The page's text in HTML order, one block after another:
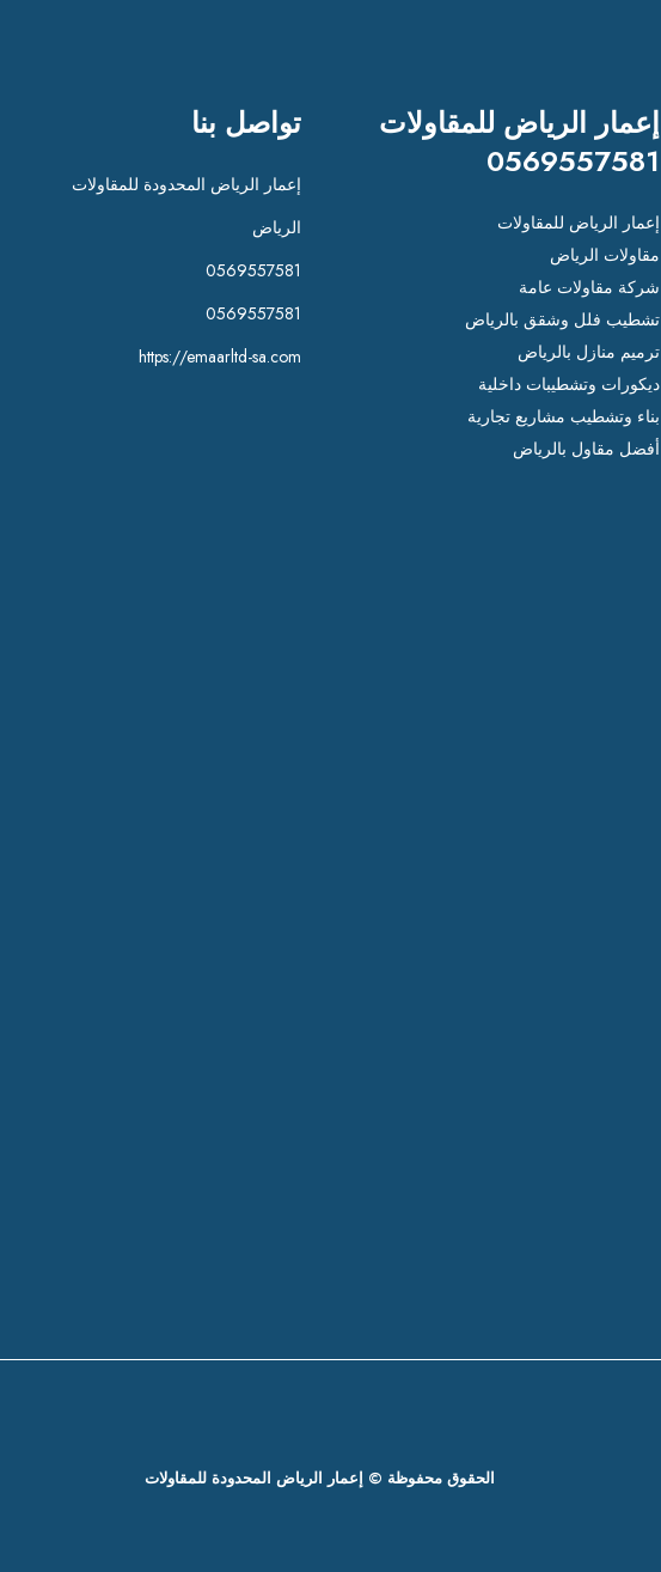
إعمار الرياض للمقاولات
0569557581
إعمار الرياض للمقاولات
مقاولات الرياض
شركة مقاولات عامة
تشطيب فلل وشقق بالرياض
ترميم منازل بالرياض
ديكورات وتشطيبات داخلية
بناء وتشطيب مشاريع تجارية
أفضل مقاول بالرياض
تواصل بنا
إعمار الرياض المحدودة للمقاولات
الرياض
0569557581
0569557581
https://emaarltd-sa.com
الحقوق محفوظة © إعمار الرياض المحدودة للمقاولات